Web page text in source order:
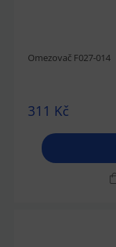
Omezovač F027-014
311 Kč